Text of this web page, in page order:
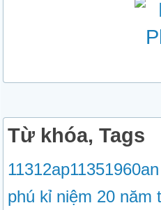
Từ khóa, Tags
11312ap11351960
phú kỉ niệm 20 năm